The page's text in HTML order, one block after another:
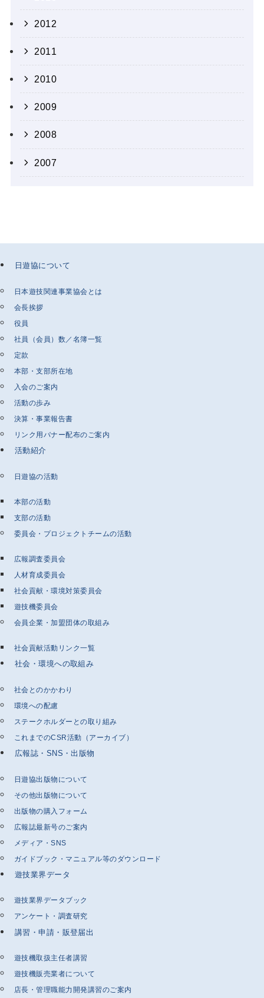
2012
2011
2010
2009
2008
2007
日遊協について
日本遊技関連事業協会とは
会長挨拶
役員
社員（会員）数／名簿一覧
定款
本部・支部所在地
入会のご案内
活動の歩み
決算・事業報告書
リンク用バナー配布のご案内
活動紹介
日遊協の活動
本部の活動
支部の活動
委員会・プロジェクトチームの活動
広報調査委員会
人材育成委員会
社会貢献・環境対策委員会
遊技機委員会
会員企業・加盟団体の取組み
社会貢献活動リンク一覧
社会・環境への取組み
社会とのかかわり
環境への配慮
ステークホルダーとの取り組み
これまでのCSR活動（アーカイブ）
広報誌・SNS・出版物
日遊協出版物について
その他出版物について
出版物の購入フォーム
広報誌最新号のご案内
メディア・SNS
ガイドブック・マニュアル等のダウンロード
遊技業界データ
遊技業界データブック
アンケート・調査研究
講習・申請・販登届出
遊技機取扱主任者講習
遊技機販売業者について
店長・管理職能力開発講習のご案内